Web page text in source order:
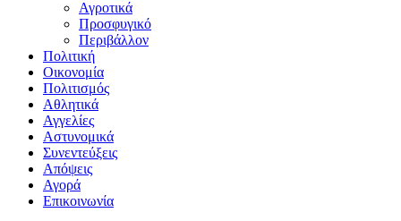
Αγροτικά
Προσφυγικό
Περιβάλλον
Πολιτική
Οικονομία
Πολιτισμός
Αθλητικά
Αγγελίες
Αστυνομικά
Συνεντεύξεις
Απόψεις
Αγορά
Επικοινωνία